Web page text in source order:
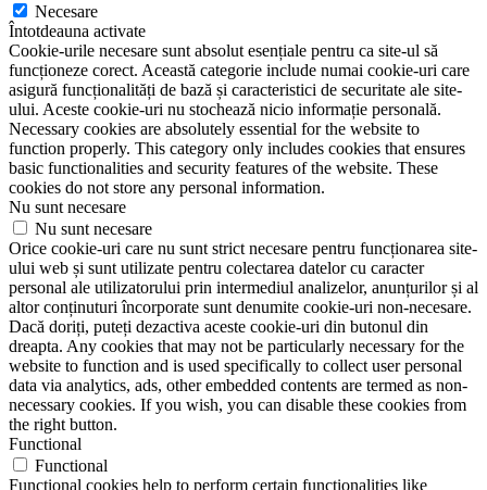
Necesare
Întotdeauna activate
Cookie-urile necesare sunt absolut esențiale pentru ca site-ul să
funcționeze corect. Această categorie include numai cookie-uri care
asigură funcționalități de bază și caracteristici de securitate ale site-
ului. Aceste cookie-uri nu stochează nicio informație personală.
Necessary cookies are absolutely essential for the website to
function properly. This category only includes cookies that ensures
basic functionalities and security features of the website. These
cookies do not store any personal information.
Nu sunt necesare
Nu sunt necesare
Orice cookie-uri care nu sunt strict necesare pentru funcționarea site-
ului web și sunt utilizate pentru colectarea datelor cu caracter
personal ale utilizatorului prin intermediul analizelor, anunțurilor și al
altor conținuturi încorporate sunt denumite cookie-uri non-necesare.
Dacă doriți, puteți dezactiva aceste cookie-uri din butonul din
dreapta. Any cookies that may not be particularly necessary for the
website to function and is used specifically to collect user personal
data via analytics, ads, other embedded contents are termed as non-
necessary cookies. If you wish, you can disable these cookies from
the right button.
Functional
Functional
Functional cookies help to perform certain functionalities like